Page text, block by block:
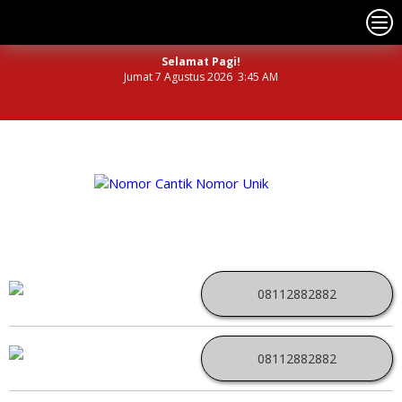
Selamat Pagi!
Jumat 7 Agustus 2026 3:45 AM
08112882882
08112882882